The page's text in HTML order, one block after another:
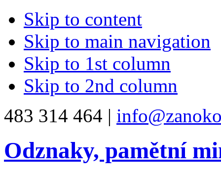
Skip to content
Skip to main navigation
Skip to 1st column
Skip to 2nd column
483 314 464 |
Odznaky, pamětní